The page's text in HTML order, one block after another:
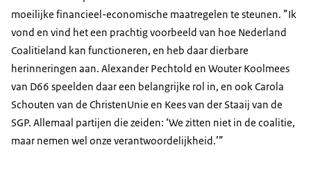
moeilijke financieel-economische maatregelen te steunen. ”Ik
vond en vind het een prachtig voorbeeld van hoe Nederland
Coalitieland kan functioneren, en heb daar dierbare
herinneringen aan. Alexander Pechtold en Wouter Koolmees
van D66 speelden daar een belangrijke rol in, en ook Carola
Schouten van de ChristenUnie en Kees van der Staaij van de
SGP. Allemaal partijen die zeiden: ‘We zitten niet in de coalitie,
maar nemen wel onze verantwoordelijkheid.’”